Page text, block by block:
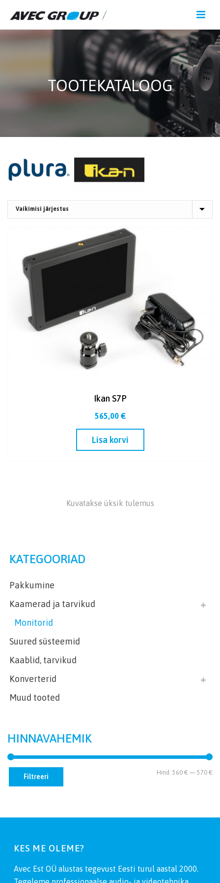
TOOTEKATALOOG
Ikan S7P
565,00 €
Lisa korvi
Kuvatakse üksik tulemus
KATEGOORIAD
Pakkumine
Kaamerad ja tarvikud
Monitorid
Suured süsteemid
Kaablid, tarvikud
Konverterid
Muud tooted
HINNAVAHEMIK
Filtreeri Hind: 560 € — 570 €
KES ME OLEME?
Avec Est OÜ alustas tegevust Eesti turul aastal 2000.